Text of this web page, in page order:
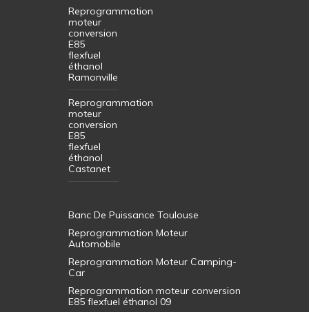
Reprogrammation
moteur
conversion
E85
flexfuel
éthanol
Ramonville
Reprogrammation
moteur
conversion
E85
flexfuel
éthanol
Castanet
Banc De Puissance Toulouse
Reprogrammation Moteur
Automobile
Reprogrammation Moteur Camping-
Car
Reprogrammation moteur conversion
E85 flexfuel éthanol 09